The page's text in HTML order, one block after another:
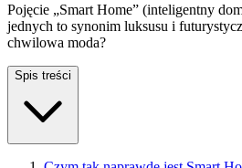
Pojęcie „Smart Home” (inteligentny
jednych to synonim luksusu i
chwilowa moda?
Spis treści